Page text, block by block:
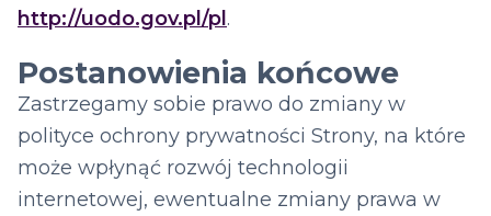
http://uodo.gov.pl/pl .
Postanowienia końcowe
Zastrzegamy sobie prawo do zmiany w
polityce ochrony prywatności Strony, na które
może wpłynąć rozwój technologii
internetowej, ewentualne zmiany prawa w